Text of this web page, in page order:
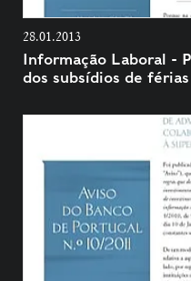
28.01.2013
Informação Laboral -
dos subsídios de